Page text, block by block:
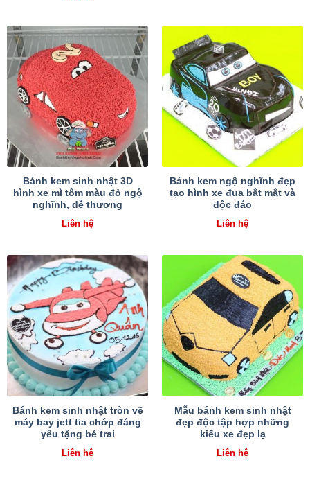
Bánh kem sinh nhật 3D
hình xe mì tôm màu đỏ ngộ
nghĩnh, dễ thương
Liên hệ
Bánh kem ngộ nghĩnh đẹp
tạo hình xe đua bắt mắt và
độc đáo
Liên hệ
Bánh kem sinh nhật tròn vẽ
máy bay jett tia chớp đáng
yêu tặng bé trai
Liên hệ
Mẫu bánh kem sinh nhật
đẹp độc tập hợp những
kiểu xe đẹp lạ
Liên hệ